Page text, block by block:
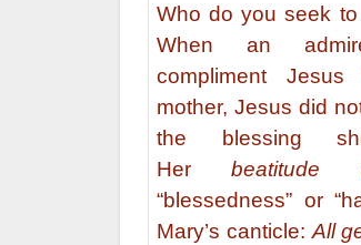
Who do you seek
When an
compliment
mother, Jesus did
the blessing
Herbeatitude
“blessedness” or
Mary’s canticle: All